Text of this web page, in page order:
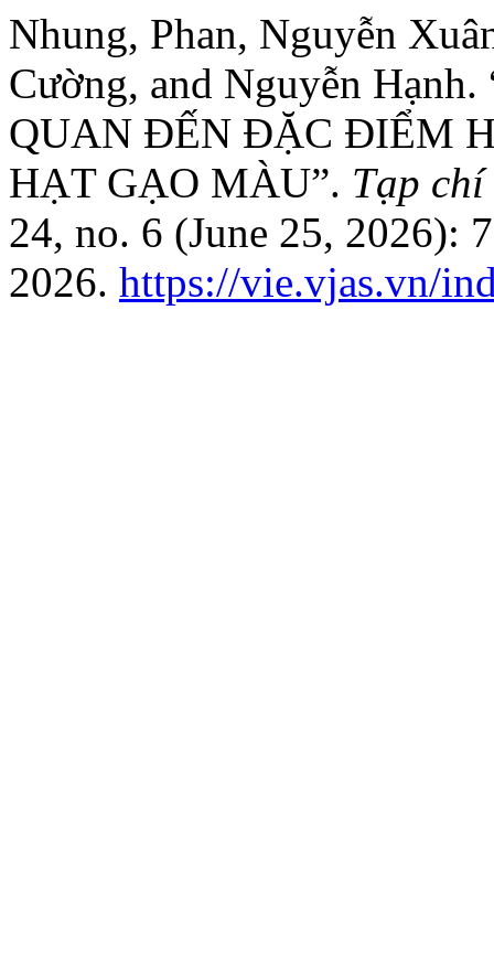
Nhung, Phan, Nguyễn
Cường, and Nguyễn
QUAN ĐẾN ĐẶC ĐIỂM
HẠT GẠO MÀU”. Tạp
24, no. 6 (June 25, 2026):
2026. https://vie.vjas.vn/